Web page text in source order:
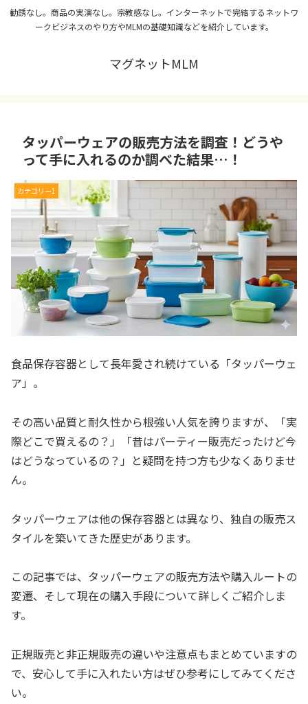
勧誘なし。商品の実演なし。宗教感なし。インターネットで完結するネットワ
ークビジネスのやり方やMLMの基礎知識などを紹介しています。
マグネットMLM
タッパーウェアの販売方法を調査！どうや
って手に入れるのか調べた結果…！
カテゴリー1
食品保存容器として長年愛され続けている「タッパーウェ
ア」。
その高い品質と耐久性から根強い人気を誇りますが、「実
際どこで買えるの？」「昔はパーティー販売だったけど今
はどうなっているの？」と疑問を持つ方も少なくありませ
ん。
タッパーウェアは他の保存容器とは異なり、独自の販売ス
タイルを築いてきた歴史があります。
この記事では、タッパーウェアの販売方法や購入ルートの
変遷、そして現在の購入手段について詳しくご紹介しま
す。
正規販売と非正規販売の違いや注意点もまとめていますの
で、安心して手に入れたい方はぜひ参考にしてみてくださ
い。